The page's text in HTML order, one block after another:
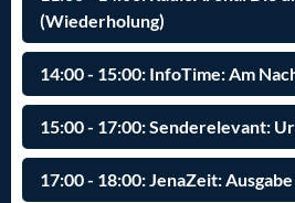
(Wiederholung)
14:00 - 15:00: InfoTime: Am
15:00 - 17:00: Senderelevant:
17:00 - 18:00: JenaZeit: